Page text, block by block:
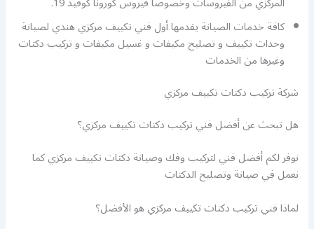
كافة خدمات الصيانة يقدمها أول فني تكييف مركزي هندي لصيانة
وحدات تكييف و تصليح مكيفات و غسيل مكيفات و تركيب دكتات
وغيرها من الخدمات
شركة تركيب دكتات تكييف مركزي
هل تبحث عن أفضل فني تركيب دكتات تكييف مركزي؟
نوفر لكم أفضل فني لتركيب وفك وصيانة دكتات تكييف مركزي كما
نعمل في صيانة وتصليح الدكتات
لماذا فني تركيب دكتات تكييف مركزي هو الأفضل؟